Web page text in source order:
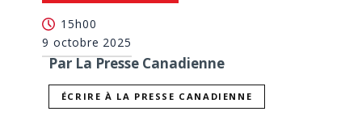
15h00
9 octobre 2025
Par La Presse Canadienne
ÉCRIRE À LA PRESSE CANADIENNE